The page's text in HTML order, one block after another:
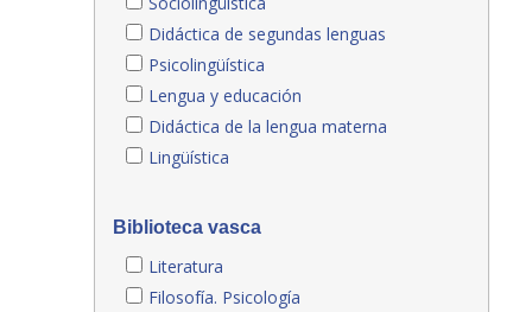
Didáctica de segundas lenguas
Psicolingüística
Lengua y educación
Didáctica de la lengua materna
Lingüística
Biblioteca vasca
Literatura
Filosofía. Psicología